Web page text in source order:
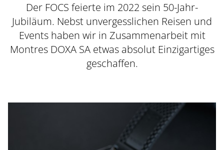
Der FOCS feierte im 2022 sein 50-Jahr-
Jubiläum. Nebst unvergesslichen Reisen und
Events haben wir in Zusammenarbeit mit
Montres DOXA SA etwas absolut Einzigartiges
geschaffen.